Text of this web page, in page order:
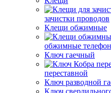
зачистки проводов
Клещи обжимные
обжимные
Ключ гаечный
переставной
Ключ разводной
Ключ